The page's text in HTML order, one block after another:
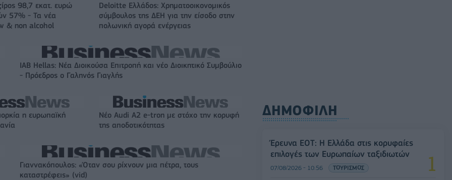
98,7 εκατ. ευρώ
57% - Τα νέα
& non alcohol
Deloitte Ελλάδος: Χρηματοοικονομικός
σύμβουλος της ΔΕΗ για την είσοδο στην
πολωνική αγορά ενέργειας
IAB Hellas: Νέα Διοικούσα Επιτροπή και νέο Διοικητικό Συμβούλιο
- Πρόεδρος ο Γαληνός Γιαγλής
η ευρωπαϊκή
Νέο Audi A2 e-tron με στόχο την κορυφή
της αποδοτικότητας
Γιαννακόπουλος: «Όταν σου ρίχνουν μια πέτρα, τους
καταστρέφεις» (vid)
ΔΗΜΟΦΙΛΗ
Έρευνα ΕΟΤ: Η Ελλάδα στις κορυφαίες
επιλογές των Ευρωπαίων ταξιδιωτών
07/08/2026 - 10:56 ΤΟΥΡΙΣΜΟΣ